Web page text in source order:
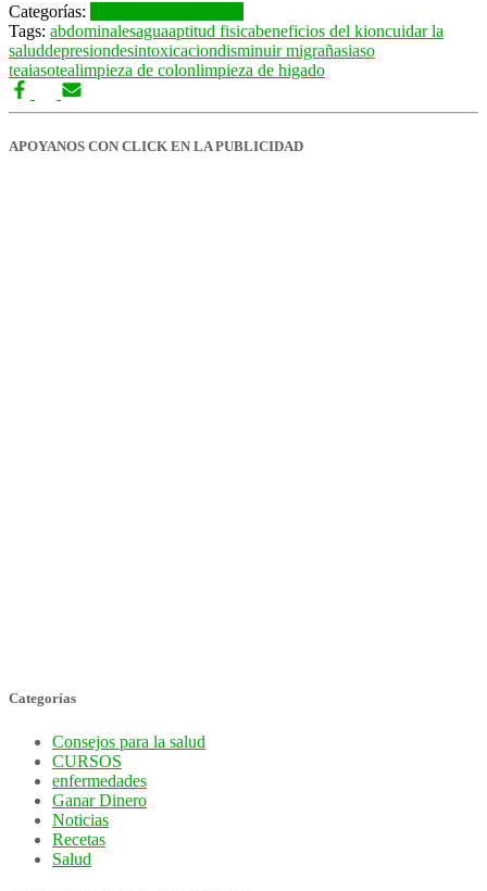
Categorías:
Tags: abdominalesaguaaptitud fisicabeneficios del kioncuidar la
saluddepresiondesintoxicaciondisminuir migrañasiaso
teaiasotealimpieza de colonlimpieza de higado
APOYANOS CON CLICK EN LA PUBLICIDAD
Categorías
Consejos para la salud
CURSOS
enfermedades
Ganar Dinero
Noticias
Recetas
Salud